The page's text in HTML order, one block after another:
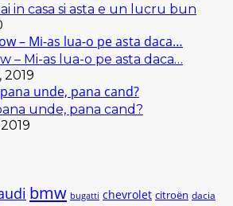
in casa si asta e un lucru bun
– Mi-as lua-o pe asta daca…
2019
unde, pana cand?
bmw bugatti chevrolet citroën dacia